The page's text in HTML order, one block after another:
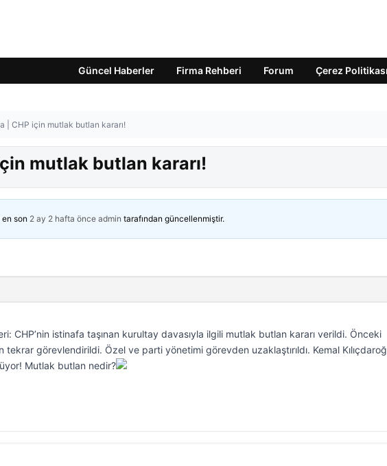
Güncel Haberler Firma Rehberi Forum Çerez Politikası
| CHP için mutlak butlan kararı!
mutlak butlan kararı!
son 2 ay 2 hafta önce admin tarafından güncellenmiştir.
CHP’nin istinafa taşınan kurultay davasıyla ilgili mutlak butlan kararı verildi. Önceki
görevlendirildi. Özel ve parti yönetimi görevden uzaklaştırıldı. Kemal
Mutlak butlan nedir?